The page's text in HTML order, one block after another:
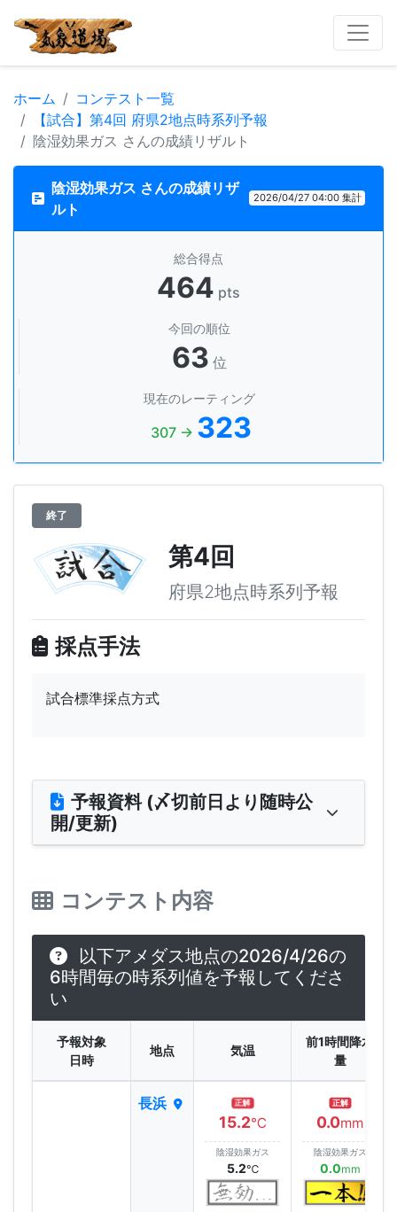
ホーム
コンテスト一覧
【試合】第4回 府県2地点時系列予報
陰湿効果ガス さんの成績リザルト
陰湿効果ガス さんの成績リザ
ルト
2026/04/27 04:00 集計
総合得点
464 pts
今回の順位
63 位
現在のレーティング
307 → 323
終了
第4回
府県2地点時系列予報
採点手法
試合標準採点方式
予報資料 (〆切前日より随時公
開/更新)
コンテスト内容
以下アメダス地点の2026/4/26の
6時間毎の時系列値を予報してくださ
い
予報対象
日時
地点 気温
前1時間降水
量
長浜 正解
15.2℃
陰湿効果ガス
5.2℃
正解
0.0mm
陰湿効果ガス
0.0mm